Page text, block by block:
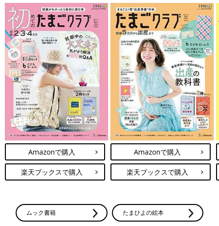
Amazonで購入
楽天ブックスで購入
Amazonで購入
楽天ブックスで購入
ムック書籍 たまひよの絵本